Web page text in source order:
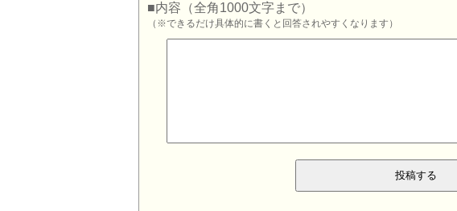
■内容（全角1000文字まで）
（※できるだけ具体的に書くと回答されやすくなります）